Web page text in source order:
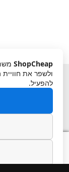
עבור:
ShopCheap
ולשפר את
להפעיל.